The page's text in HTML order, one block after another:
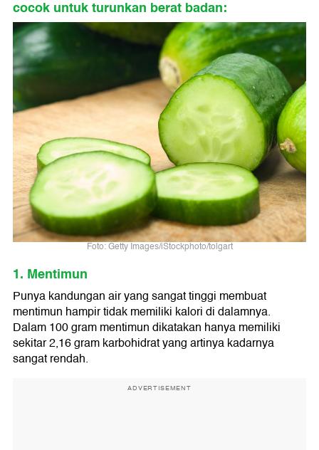
cocok untuk turunkan berat badan:
Foto: Getty Images/iStockphoto/tolgart
1. Mentimun
Punya kandungan air yang sangat tinggi membuat
mentimun hampir tidak memiliki kalori di dalamnya.
Dalam 100 gram mentimun dikatakan hanya memiliki
sekitar 2,16 gram karbohidrat yang artinya kadarnya
sangat rendah.
ADVERTISEMENT